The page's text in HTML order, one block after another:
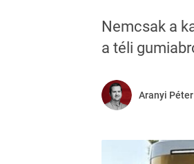
Nemcsak a
a téli
Aranyi Péter